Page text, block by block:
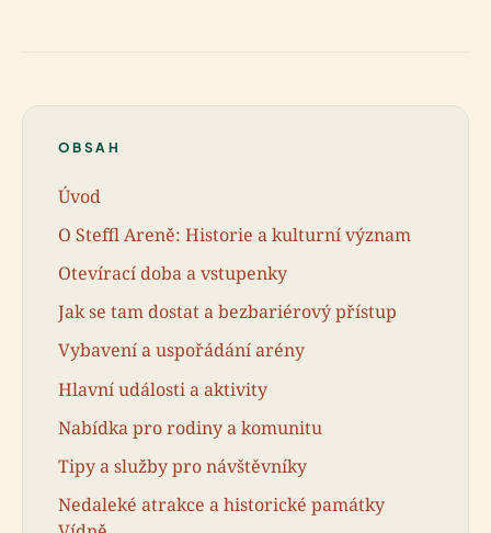
OBSAH
Úvod
O Steffl Areně: Historie a kulturní význam
Otevírací doba a vstupenky
Jak se tam dostat a bezbariérový přístup
Vybavení a uspořádání arény
Hlavní události a aktivity
Nabídka pro rodiny a komunitu
Tipy a služby pro návštěvníky
Nedaleké atrakce a historické památky